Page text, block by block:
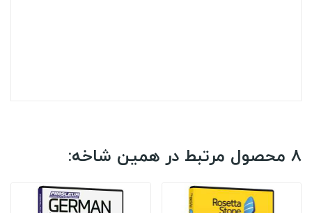
8 محصول مرتبط در همین شاخه: